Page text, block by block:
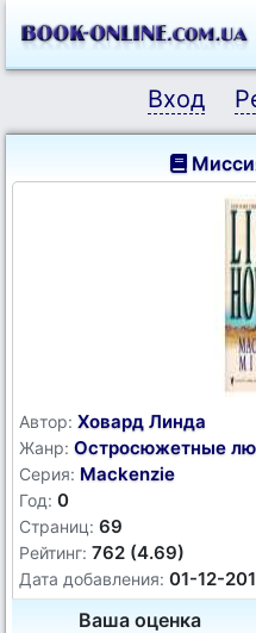
Вход
Автор: Ховард Линда
Жанр: Остросюжетные
Серия: Mackenzie
Год: 0
Страниц: 69
Рейтинг: 762 (4.69)
Дата добавления: 01-12-
Ваша оценка